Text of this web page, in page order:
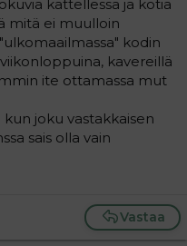
kattellessa ja kotia
mitä ei muulloin
kodin
kavereillä
ite ottamassa mut
joku vastakkaisen
sais olla vain
Vastaa